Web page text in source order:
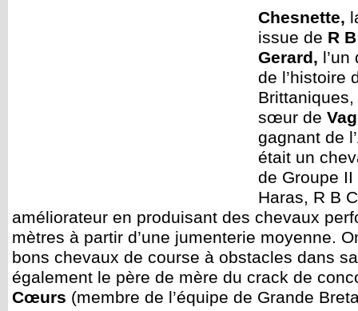
Chesnette,
issue de R
Gerard,
de l’histoire
sœur de
gagnant de
était un
de Groupe
Haras, R B
améliorateur en produisant des chevaux
mètres à partir d’une jumenterie moyenne.
bons chevaux de course à obstacles dans
également le père de mère du crack de
Cœurs (membre de l’équipe de Grande